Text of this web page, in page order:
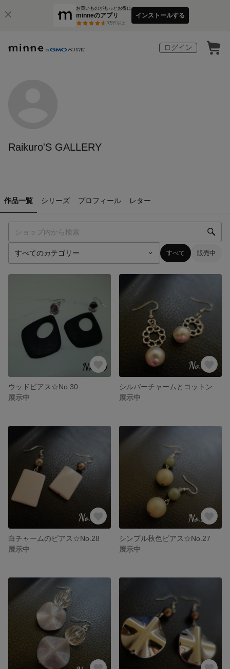
お買いものがもっとお得に
minneのアプリ
3万件以上
インストールする
ログイン
Raikuro'S GALLERY
作品一覧 シリーズ プロフィール レター
すべて 販売中
ウッドピアス☆No.30
展示中
展示中
白チャームのピアス☆No.28
展示中
シンプル秋色ピアス☆No.27
展示中